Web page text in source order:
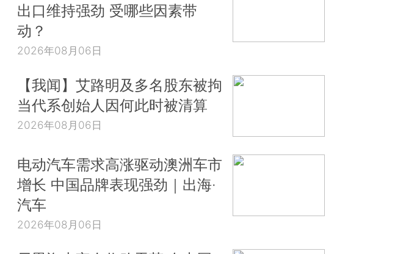
出口维持强劲 受哪些因素带
动？
2026年08月06日
【我闻】艾路明及多名股东被拘
当代系创始人因何此时被清算
2026年08月06日
电动汽车需求高涨驱动澳洲车市
增长 中国品牌表现强劲｜出海·
汽车
2026年08月06日